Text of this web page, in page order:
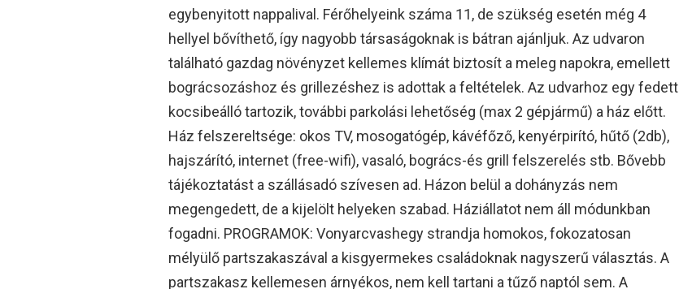
egybenyitott nappalival. Férőhelyeink száma 11, de szükség esetén még 4
hellyel bővíthető, így nagyobb társaságoknak is bátran ajánljuk. Az udvaron
található gazdag növényzet kellemes klímát biztosít a meleg napokra, emellett
bográcsozáshoz és grillezéshez is adottak a feltételek. Az udvarhoz egy fedett
kocsibeálló tartozik, további parkolási lehetőség (max 2 gépjármű) a ház előtt.
Ház felszereltsége: okos TV, mosogatógép, kávéfőző, kenyérpirító, hűtő (2db),
hajszárító, internet (free-wifi), vasaló, bogrács-és grill felszerelés stb. Bővebb
tájékoztatást a szállásadó szívesen ad. Házon belül a dohányzás nem
megengedett, de a kijelölt helyeken szabad. Háziállatot nem áll módunkban
fogadni. PROGRAMOK: Vonyarcvashegy strandja homokos, fokozatosan
mélyülő partszakaszával a kisgyermekes családoknak nagyszerű választás. A
partszakasz kellemesen árnyékos, nem kell tartani a tűző naptól sem. A